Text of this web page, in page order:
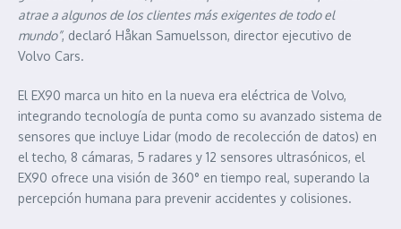
atrae a algunos de los clientes más exigentes de todo el
mundo”, declaró Håkan Samuelsson, director ejecutivo de
Volvo Cars.
El EX90 marca un hito en la nueva era eléctrica de Volvo,
integrando tecnología de punta como su avanzado sistema de
sensores que incluye Lidar (modo de recolección de datos) en
el techo, 8 cámaras, 5 radares y 12 sensores ultrasónicos, el
EX90 ofrece una visión de 360° en tiempo real, superando la
percepción humana para prevenir accidentes y colisiones.